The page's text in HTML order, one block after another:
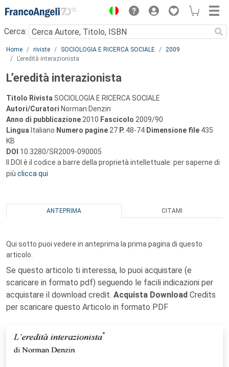
Menu
Cerca:
Main content
Home riviste SOCIOLOGIA E RICERCA SOCIALE
2009
L’eredità interazionista
L’eredità interazionista
Titolo Rivista SOCIOLOGIA E RICERCA SOCIALE
Autori/Curatori Norman Denzin
Anno di pubblicazione 2010 Fascicolo 2009/90
Lingua Italiano Numero pagine 27 P. 48-74 Dimensione file 435
KB
DOI 10.3280/SR2009-090005
Il DOI è il codice a barre della proprietà intellettuale: per saperne di
più clicca qui
ANTEPRIMA CITAMI
Qui sotto puoi vedere in anteprima la prima pagina di questo
articolo.
Se questo articolo ti interessa, lo puoi acquistare (e
scaricare in formato pdf) seguendo le facili indicazioni per
acquistare il download credit. Acquista Download Credits
per scaricare questo Articolo in formato PDF